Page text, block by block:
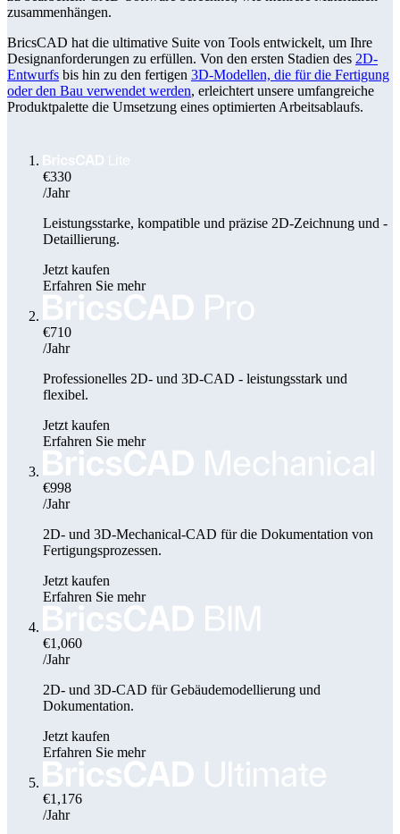
zusammenhängen.
BricsCAD hat die ultimative Suite von Tools entwickelt, um Ihre
Designanforderungen zu erfüllen. Von den ersten Stadien des 2D-
Entwurfs bis hin zu den fertigen 3D-Modellen, die für die Fertigung
oder den Bau verwendet werden, erleichtert unsere umfangreiche
Produktpalette die Umsetzung eines optimierten Arbeitsablaufs.
€330
/Jahr
Leistungsstarke, kompatible und präzise 2D-Zeichnung und -
Detaillierung.
Jetzt kaufen
Erfahren Sie mehr
€710
/Jahr
Professionelles 2D- und 3D-CAD - leistungsstark und
flexibel.
Jetzt kaufen
Erfahren Sie mehr
€998
/Jahr
2D- und 3D-Mechanical-CAD für die Dokumentation von
Fertigungsprozessen.
Jetzt kaufen
Erfahren Sie mehr
€1,060
/Jahr
2D- und 3D-CAD für Gebäudemodellierung und
Dokumentation.
Jetzt kaufen
Erfahren Sie mehr
€1,176
/Jahr